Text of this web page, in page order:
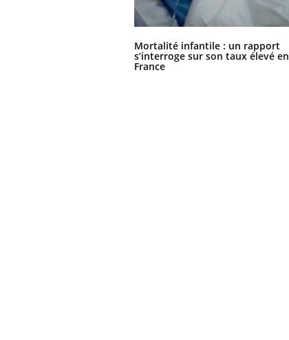
Mortalité infantile : un rapport
s’interroge sur son taux élevé en
France